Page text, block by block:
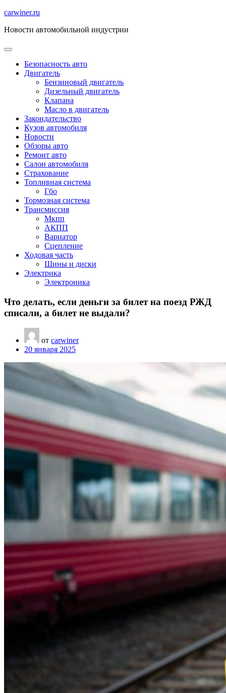
Перейти
содержимому
carwiner.ru
Новости автомобильной индустрии
Безопасность авто
Двигатель
Бензиновый двигатель
Дизельный двигатель
Клапана
Масло в двигатель
Закондательство
Кузов автомобиля
Новости
Обзоры авто
Ремонт авто
Салон автомобиля
Страхование
Топливная система
Гбо
Тормозная система
Трансмиссия
Мкпп
АКПП
Вариатор
Сцепление
Ходовая часть
Шины и диски
Электрика
Электроника
Что делать, если деньги за билет на поезд РЖД
списали, а билет не выдали?
от carwiner
20 января 2025